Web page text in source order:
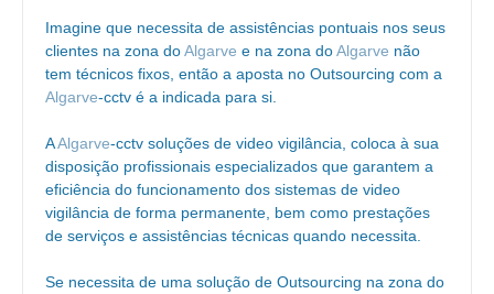
Imagine que necessita de assistências pontuais nos seus
clientes na zona doAlgarve e na zona doAlgarve não
tem técnicos fixos, então a aposta no Outsourcing com a
Algarve-cctv é a indicada para si.
AAlgarve-cctv soluções de video vigilância, coloca à sua
disposição profissionais especializados que garantem a
eficiência do funcionamento dos sistemas de video
vigilância de forma permanente, bem como prestações
de serviços e assistências técnicas quando necessita.
Se necessita de uma solução de Outsourcing na zona do